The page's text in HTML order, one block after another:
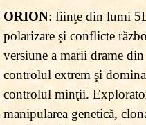
ORION: fiinţe din lumi
polarizare şi conflicte
versiune a marii drame
controlul extrem şi
controlul minţii.
manipularea genetică,